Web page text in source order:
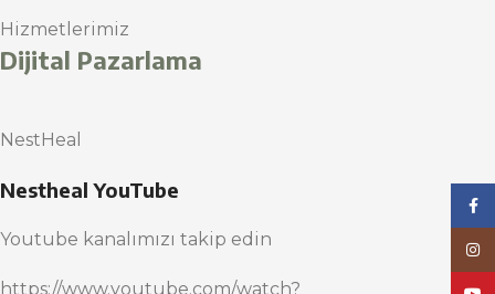
Hizmetlerimiz
Dijital Pazarlama
NestHeal
Nestheal YouTube
Youtube kanalımızı takip edin
https://www.youtube.com/watch?